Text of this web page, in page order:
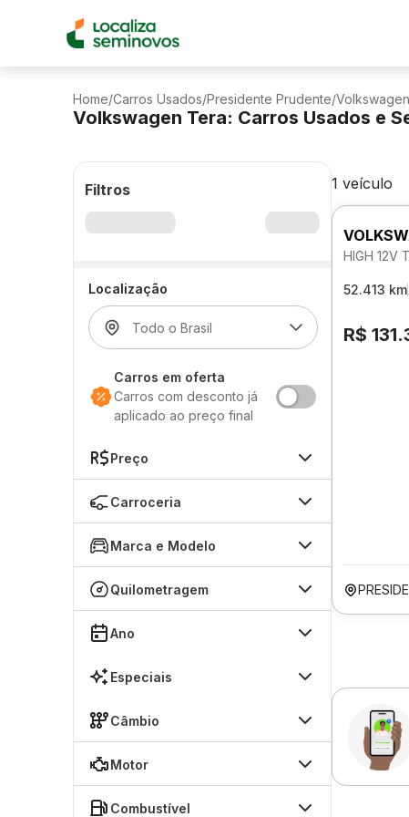
Home/Carros Usados/Presidente Prudente/Volkswagen
Volkswagen Tera: Carros Usados e
Filtros
Localização
Carros em oferta
Carros com desconto já
aplicado ao preço final
Preço
Carroceria
Marca e Modelo
Quilometragem
Ano
Especiais
Câmbio
Motor
Combustível
1 veículo
HIGH 12V
52.413 km
R$